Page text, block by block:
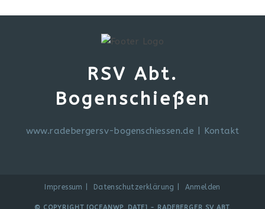
RSV Abt.
Bogenschießen
www.radebergersv-bogenschiessen.de Kontakt
Impressum Datenschutzerklärung Anmelden
© COPYRIGHT [OCEANWP_DATE] - RADEBERGER SV ABT.